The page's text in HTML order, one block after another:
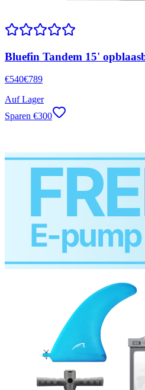
Bluefin Tandem 15'
€540€789
Auf Lager
Sparen €300